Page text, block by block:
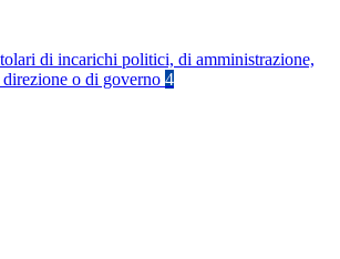
di incarichi politici, di amministrazione,
o di governo 4